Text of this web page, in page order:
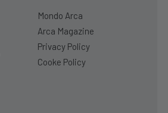
Mondo Arca
Arca Magazine
Privacy Policy
Cooke Policy